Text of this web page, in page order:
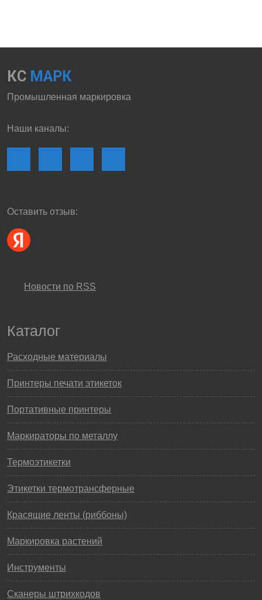
КС МАРК
Промышленная маркировка
Наши каналы:
Оставить отзыв:
Новости по RSS
Каталог
Расходные материалы
Принтеры печати этикеток
Портативные принтеры
Маркираторы по металлу
Термоэтикетки
Этикетки термотрансферные
Красящие ленты (риббоны)
Маркировка растений
Инструменты
Сканеры штрихкодов